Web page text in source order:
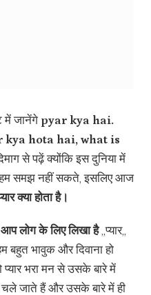
में जानेंगे pyar kya hai.
kya hota hai, what is
से पढ़ें क्योंकि इस दुनिया में
हम समझ नहीं सकते, इसलिए आज
क्या होता है।
आप लोग के लिए लिखा है,,प्यार,,
बहुत भावुक और दिवाना हो
भरा मन से उसके बारे में
चले जाते हैं और उसके बारे में ही